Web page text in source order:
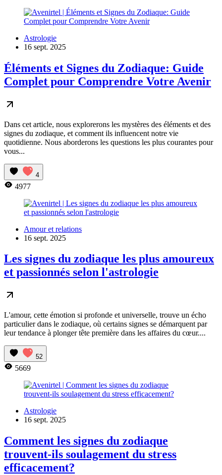
Astrologie
16 sept. 2025
Éléments et Signes du Zodiaque: Guide
Complet pour Comprendre Votre Avenir
Dans cet article, nous explorerons les mystères des éléments et des
signes du zodiaque, et comment ils influencent notre vie
quotidienne. Nous aborderons les questions les plus courantes pour
vous...
4
4977
Amour et relations
16 sept. 2025
Les signes du zodiaque les plus amoureux
et passionnés selon l'astrologie
L'amour, cette émotion si profonde et universelle, trouve un écho
particulier dans le zodiaque, où certains signes se démarquent par
leur tendance à plonger tête première dans les affaires du cœur....
52
5669
Astrologie
16 sept. 2025
Comment les signes du zodiaque
trouvent-ils soulagement du stress
efficacement?